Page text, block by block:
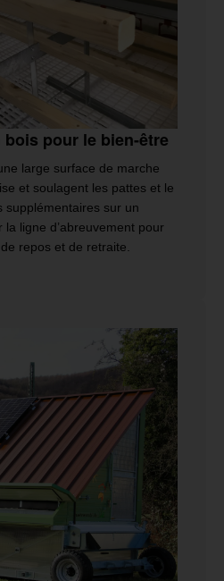
pour le bien-être
large surface de marche
et soulagent les pattes et le
supplémentaires sur un
ligne d’abreuvement pour
repos et de retraite.